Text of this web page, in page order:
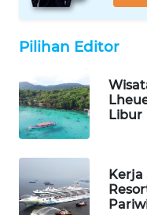
Pilihan Editor
Libur
MADURA
WN
SURABAYA
WN